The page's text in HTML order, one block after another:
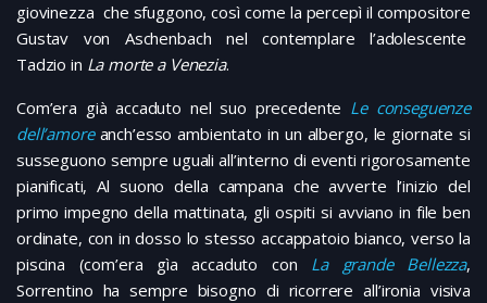
giovinezza che sfuggono, così come la percepì il compositore
Gustav von Aschenbach nel contemplare l’adolescente
Tadzio in La morte a Venezia.
Com’era già accaduto nel suo precedente Le conseguenze
dell’amoreanch’esso ambientato in un albergo, le giornate si
susseguono sempre uguali all’interno di eventi rigorosamente
pianificati, Al suono della campana che avverte l’inizio del
primo impegno della mattinata, gli ospiti si avviano in file ben
ordinate, con in dosso lo stesso accappatoio bianco, verso la
piscina (com’era gìa accaduto con La grande Bellezza,
Sorrentino ha sempre bisogno di ricorrere all’ironia visiva